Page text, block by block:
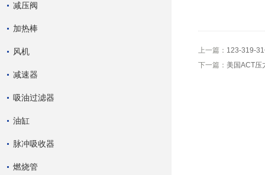
减压阀
加热棒
风机
减速器
吸油过滤器
油缸
脉冲吸收器
燃烧管
上一篇： 123-319-
下一篇： 美国ACT压